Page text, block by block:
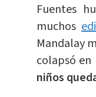
Fuentes
muchos
Mandalay
colapsó en
niños